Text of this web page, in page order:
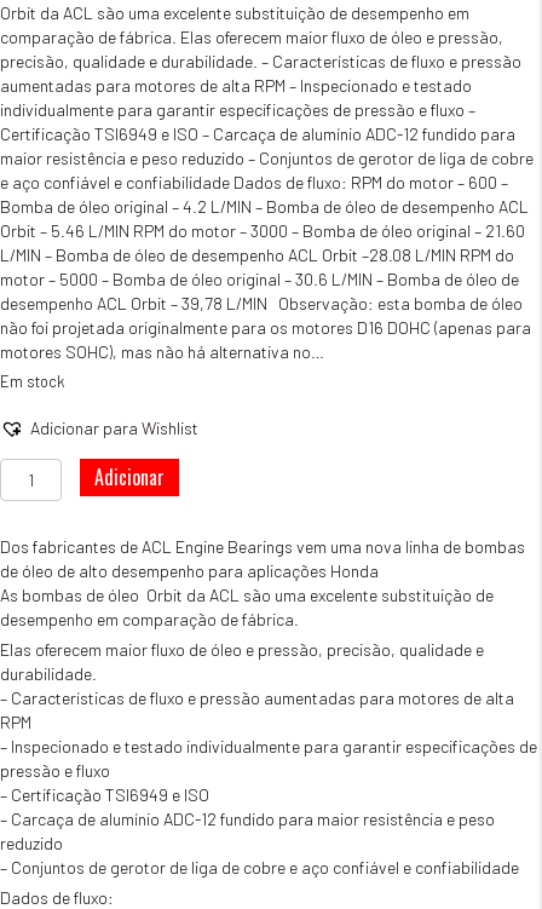
Orbit da ACL são uma excelente substituição de desempenho em
comparação de fábrica. Elas oferecem maior fluxo de óleo e pressão,
precisão, qualidade e durabilidade. – Características de fluxo e pressão
aumentadas para motores de alta RPM – Inspecionado e testado
individualmente para garantir especificações de pressão e fluxo –
Certificação TSI6949 e ISO – Carcaça de alumínio ADC-12 fundido para
maior resistência e peso reduzido – Conjuntos de gerotor de liga de cobre
e aço confiável e confiabilidade Dados de fluxo: RPM do motor – 600 –
Bomba de óleo original – 4.2 L/MIN – Bomba de óleo de desempenho ACL
Orbit – 5.46 L/MIN RPM do motor – 3000 – Bomba de óleo original – 21.60
L/MIN – Bomba de óleo de desempenho ACL Orbit –28.08 L/MIN RPM do
motor – 5000 – Bomba de óleo original – 30.6 L/MIN – Bomba de óleo de
desempenho ACL Orbit – 39,78 L/MIN Observação: esta bomba de óleo
não foi projetada originalmente para os motores D16 DOHC (apenas para
motores SOHC), mas não há alternativa no…
Em stock
Adicionar para Wishlist
Quantidade
de
Alto
Débito
ACL
D15/D16
Adicionar
Dos fabricantes de ACL Engine Bearings vem uma nova linha de bombas
de óleo de alto desempenho para aplicações Honda
As bombas de óleo Orbit da ACL são uma excelente substituição de
desempenho em comparação de fábrica.
Elas oferecem maior fluxo de óleo e pressão, precisão, qualidade e
durabilidade.
– Características de fluxo e pressão aumentadas para motores de alta
RPM
– Inspecionado e testado individualmente para garantir especificações de
pressão e fluxo
– Certificação TSI6949 e ISO
– Carcaça de alumínio ADC-12 fundido para maior resistência e peso
reduzido
– Conjuntos de gerotor de liga de cobre e aço confiável e confiabilidade
Dados de fluxo: